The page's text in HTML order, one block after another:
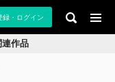
録・ログイン
連作品